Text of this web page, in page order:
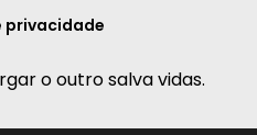
privacidade
o outro salva vidas.